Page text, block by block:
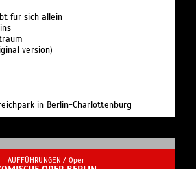
für sich allein
version)
in Berlin-Charlottenburg
AUFFÜHRUNGEN / Oper